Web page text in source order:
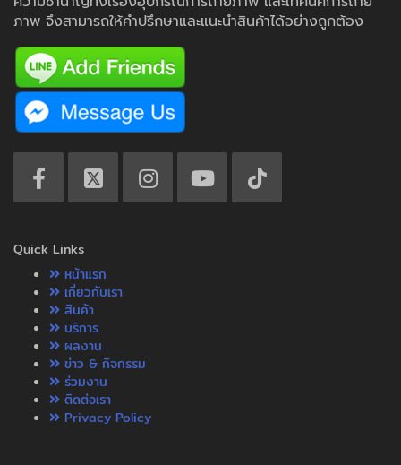
ภาพ จึงสามารถให้คำปรึกษาและแนะนำสินค้าได้อย่างถูกต้อง
Quick Links
หน้าแรก
เกี่ยวกับเรา
สินค้า
บริการ
ผลงาน
ข่าว & กิจกรรม
ร่วมงาน
ติดต่อเรา
Privacy Policy